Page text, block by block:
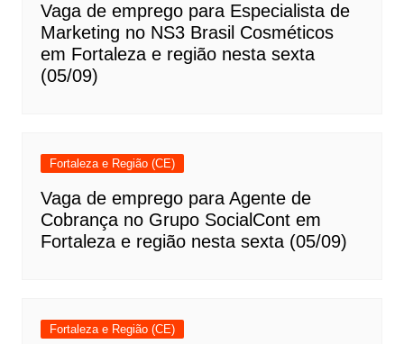
Vaga de emprego para Especialista de
Marketing no NS3 Brasil Cosméticos
em Fortaleza e região nesta sexta
(05/09)
Fortaleza e Região (CE)
Vaga de emprego para Agente de
Cobrança no Grupo SocialCont em
Fortaleza e região nesta sexta (05/09)
Fortaleza e Região (CE)